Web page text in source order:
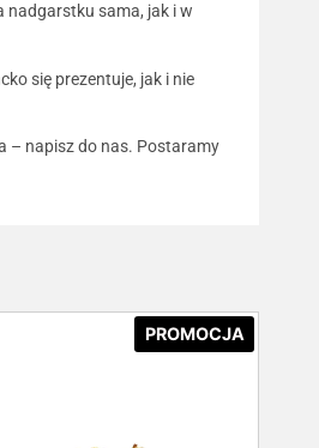
nadgarstku sama, jak i w
się prezentuje, jak i nie
– napisz do nas. Postaramy
PROMOCJA